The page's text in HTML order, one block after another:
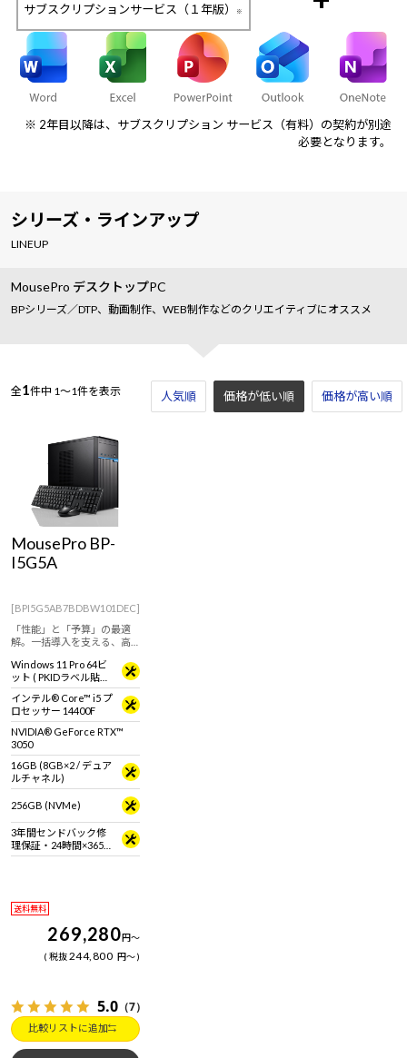
サブスクリプションサービス（１年版） ※
※ 2年目以降は、サブスクリプション サービス（有料）の契約が別途
必要となります。
シリーズ・ラインアップ
LINEUP
MousePro デスクトップPC
BPシリーズ／DTP、動画制作、WEB制作などのクリエイティブにオススメ
全1件中 1～1件を表示 人気順 価格が低い順 価格が高い順
MousePro BP-
I5G5A
[BPI5G5AB7BDBW101DEC]
「性能」と「予算」の最適
解。一括導入を支える、高
Windows 11 Pro 64ビ
ット ( PKIDラベル貼付
対応 )
インテル® Core™ i5 プ
ロセッサー 14400F
NVIDIA® GeForce RTX™
3050
16GB (8GB×2 / デュア
ルチャネル)
256GB (NVMe)
3年間センドバック修
理保証・24時間×365
日電話サポート
送料無料
269,280円～
税抜244,800 円～
5.0 （7）
比較リストに追加